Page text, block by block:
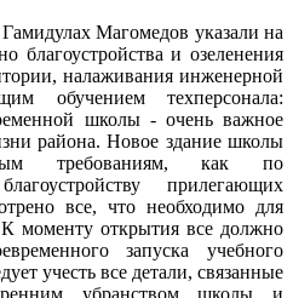
Магомедов указали на
благоустройства и озеленения
налаживания инженерной
обучением техперсонала:
школы - очень важное
района. Новое здание школы
требованиям, как по
прилегающих
все, что необходимо для
моменту открытия все должно
запуска учебного
учесть все детали, связанные
убранством школы и